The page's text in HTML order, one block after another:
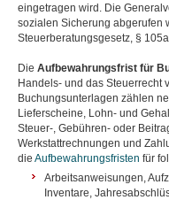
eingetragen wird. Die
sozialen Sicherung abgerufen
Steuerberatungsgesetz, §
Die Aufbewahrungsfrist für
Handels- und das Steuerrecht
Buchungsunterlagen zählen
Lieferscheine, Lohn- und
Steuer-, Gebühren- oder
Werkstattrechnungen und
die Aufbewahrungsfristen für
Arbeitsanweisungen,
Inventare,